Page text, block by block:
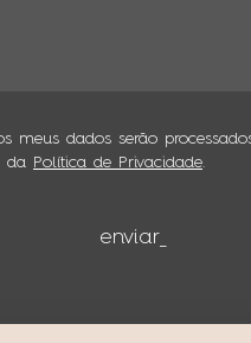
meus dados serão
da Política de Privacidade.
enviar_